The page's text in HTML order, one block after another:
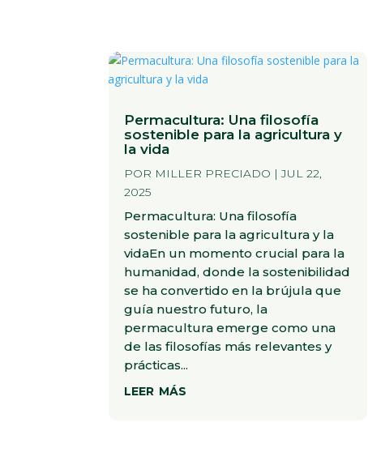
Permacultura: Una filosofía
sostenible para la agricultura y
la vida
POR MILLER PRECIADO |JUL 22,
2025
Permacultura: Una filosofía
sostenible para la agricultura y la
vidaEn un momento crucial para la
humanidad, donde la sostenibilidad
se ha convertido en la brújula que
guía nuestro futuro, la
permacultura emerge como una
de las filosofías más relevantes y
prácticas...
leer más